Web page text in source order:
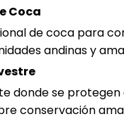
Coca
de coca para
andinas y
donde se
conservación